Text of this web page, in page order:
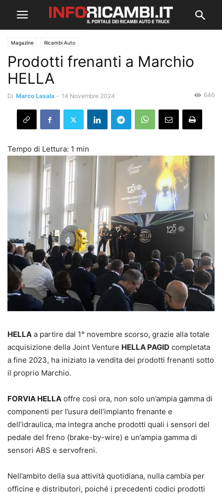
Magazine Ricambi Auto
Prodotti frenanti a Marchio
HELLA
Di Marco Lasala - 14 Novembre 2024 646
HELLA a partire dal 1° novembre scorso, grazie alla totale
acquisizione della Joint Venture HELLA PAGID completata
a fine 2023, ha iniziato la vendita dei prodotti frenanti sotto
il proprio Marchio.
FORVIA HELLA offre così ora, non solo un’ampia gamma di
componenti per l’usura dell’impianto frenante e
dell’idraulica, ma integra anche prodotti quali i sensori del
pedale del freno (brake-by-wire) e un’ampia gamma di
sensori ABS e servofreni.
Nell’ambito della sua attività quotidiana, nulla cambia per
officine e distributori, poiché i precedenti codici prodotti